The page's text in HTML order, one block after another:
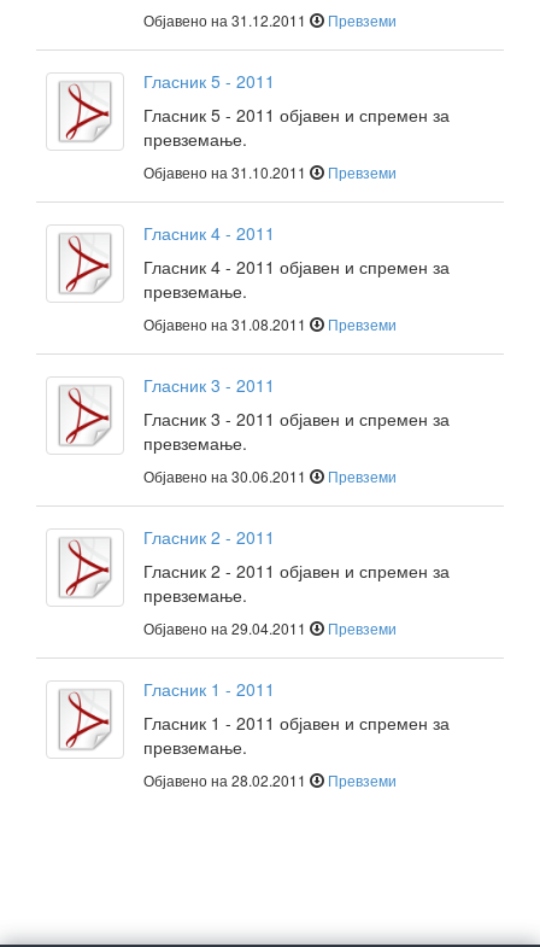
Објавено на 31.12.2011 Превземи
Гласник 5 - 2011
Гласник 5 - 2011 објавен и спремен за
превземање.
Објавено на 31.10.2011 Превземи
Гласник 4 - 2011
Гласник 4 - 2011 објавен и спремен за
превземање.
Објавено на 31.08.2011 Превземи
Гласник 3 - 2011
Гласник 3 - 2011 објавен и спремен за
превземање.
Објавено на 30.06.2011 Превземи
Гласник 2 - 2011
Гласник 2 - 2011 објавен и спремен за
превземање.
Објавено на 29.04.2011 Превземи
Гласник 1 - 2011
Гласник 1 - 2011 објавен и спремен за
превземање.
Објавено на 28.02.2011 Превземи